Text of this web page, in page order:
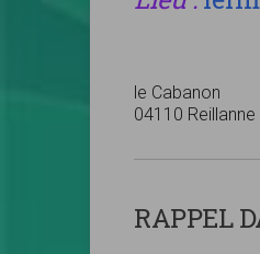
le Cabanon
04110 Reillanne
RAPPEL